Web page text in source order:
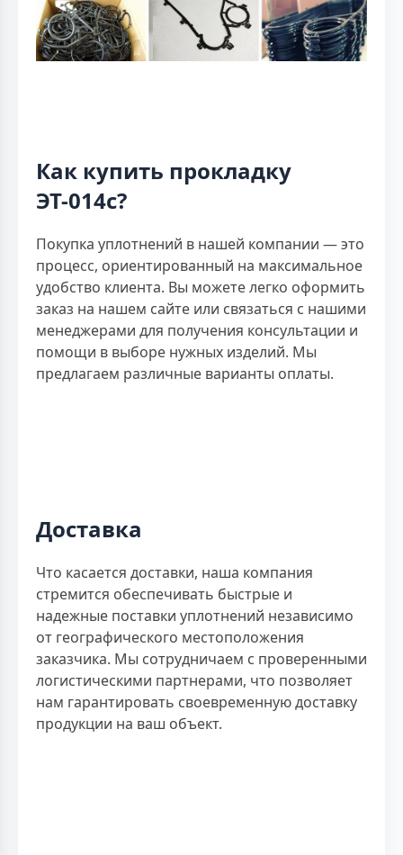
Как купить прокладку
ЭТ-014c?
Покупка уплотнений в нашей компании — это
процесс, ориентированный на максимальное
удобство клиента. Вы можете легко оформить
заказ на нашем сайте или связаться с нашими
менеджерами для получения консультации и
помощи в выборе нужных изделий. Мы
предлагаем различные варианты оплаты.
Доставка
Что касается доставки, наша компания
стремится обеспечивать быстрые и
надежные поставки уплотнений независимо
от географического местоположения
заказчика. Мы сотрудничаем с проверенными
логистическими партнерами, что позволяет
нам гарантировать своевременную доставку
продукции на ваш объект.